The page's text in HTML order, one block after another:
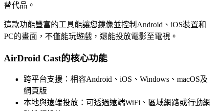
替代品。
這款功能豐富的工具能讓您鏡像並控制Android、iOS裝置和
PC的畫面，不僅能玩遊戲，還能投放電影至電視。
AirDroid Cast的核心功能
跨平台支援：相容Android、iOS、Windows、macOS及
網頁版
本地與遠端投放：可透過遠端WiFi、區域網路或行動網